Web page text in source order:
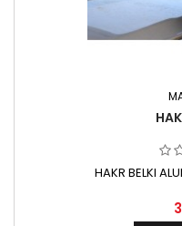
HAKR BELKI